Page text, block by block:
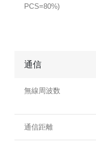
PCS=80%)
通信
無線周波数
通信距離